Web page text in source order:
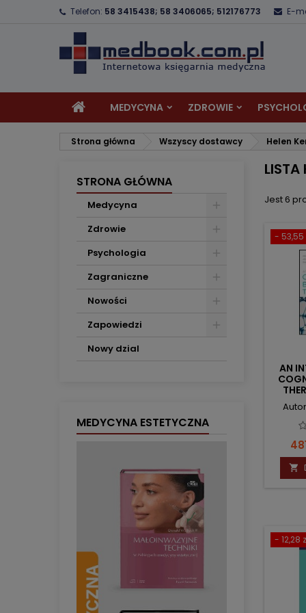
Telefon: 58 3415438; 58 3406065; 512176773 E-
MEDYCYNA ZDROWIE
Strona główna Wszyscy dostawcy Helen
STRONA GŁÓWNA
Medycyna
Zdrowie
Psychologia
Zagraniczne
Nowości
Zapowiedzi
Nowy dzial
MEDYCYNA ESTETYCZNA
LISTA
Jest 6
- 53,55
AN

- 12,28